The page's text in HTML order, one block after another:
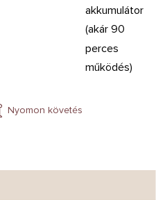
akkumulátor
(akár 90
perces
működés)
Nyomon követés